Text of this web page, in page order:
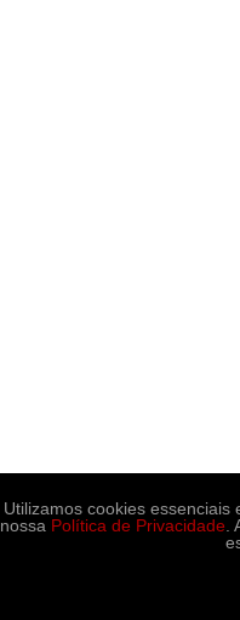
Utilizamos cookies
nossa Política de Privacidade